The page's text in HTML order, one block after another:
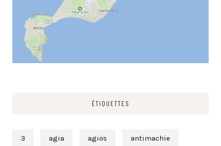
ÉTIQUETTES
3 agia agios antimachie